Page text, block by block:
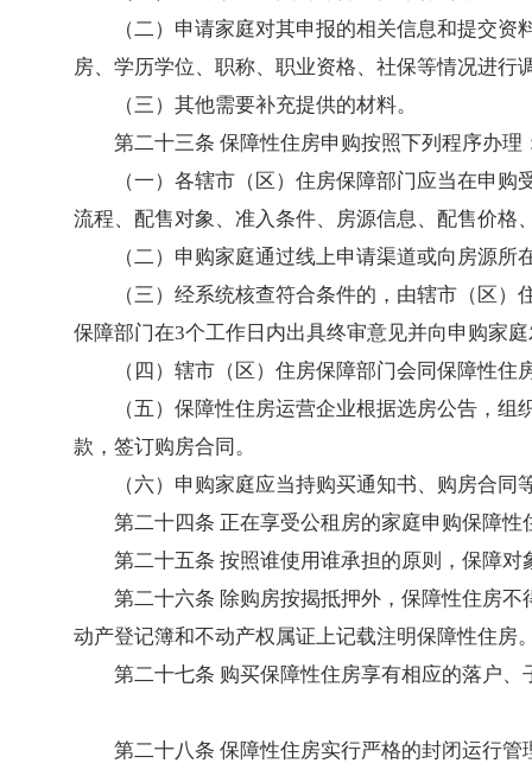
（二）申请家庭对其申报的相关信息和提交
房、学历学位、职称、职业资格、社保等情况进行
（三）其他需要补充提供的材料。
第二十三条 保障性住房申购按照下列程序办理
（一）各辖市（区）住房保障部门应当在申
流程、配售对象、准入条件、房源信息、配售价格
（二）申购家庭通过线上申请渠道或向房源
（三）经系统核查符合条件的，由辖市（区
保障部门在3个工作日内出具终审意见并向申购家
（四）辖市（区）住房保障部门会同保障性
（五）保障性住房运营企业根据选房公告，
款，签订购房合同。
（六）申购家庭应当持购买通知书、购房合
第二十四条 正在享受公租房的家庭申购保障
第二十五条 按照谁使用谁承担的原则，保障
第二十六条 除购房按揭抵押外，保障性住房
动产登记簿和不动产权属证上记载注明保障性住房
第二十七条 购买保障性住房享有相应的落户
第二十八条 保障性住房实行严格的封闭运行